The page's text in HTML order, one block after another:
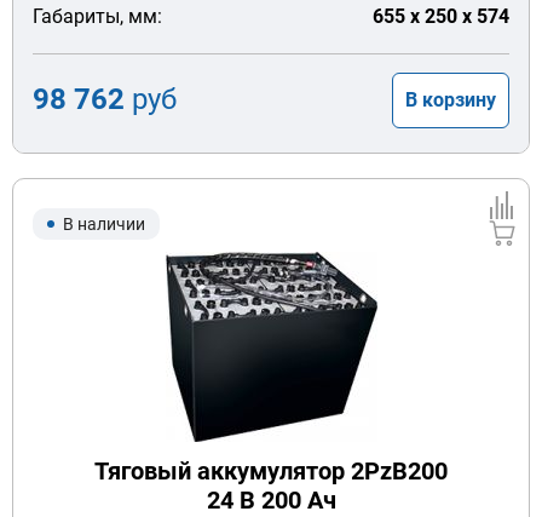
Габариты, мм: 655 x 250 x 574
98 762 руб В корзину
В наличии
Тяговый аккумулятор 2PzB200
24 В 200 Ач